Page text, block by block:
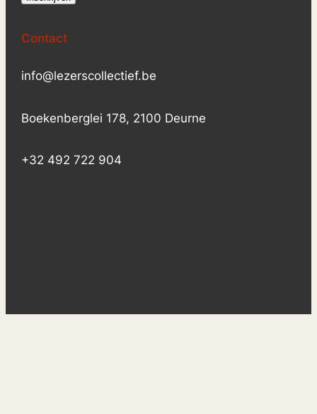
Contact
info@lezerscollectief.be
Boekenberglei 178, 2100 Deurne
+32 492 722 904